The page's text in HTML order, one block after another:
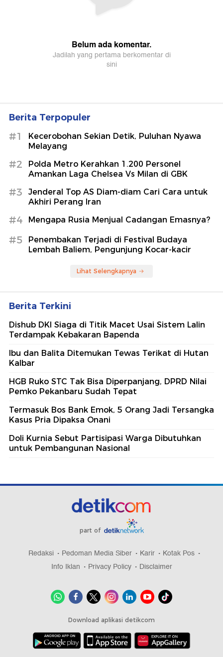
Berita Terpopuler
#1
Kecerobohan Sekian Detik, Puluhan Nyawa
Melayang
#2
Polda Metro Kerahkan 1.200 Personel
Amankan Laga Chelsea Vs Milan di GBK
#3
Jenderal Top AS Diam-diam Cari Cara untuk
Akhiri Perang Iran
#4 Mengapa Rusia Menjual Cadangan Emasnya?
#5
Penembakan Terjadi di Festival Budaya
Lembah Baliem, Pengunjung Kocar-kacir
Lihat Selengkapnya
Berita Terkini
Dishub DKI Siaga di Titik Macet Usai Sistem Lalin
Terdampak Kebakaran Bapenda
Ibu dan Balita Ditemukan Tewas Terikat di Hutan
Kalbar
HGB Ruko STC Tak Bisa Diperpanjang, DPRD Nilai
Pemko Pekanbaru Sudah Tepat
Termasuk Bos Bank Emok, 5 Orang Jadi Tersangka
Kasus Pria Dipaksa Onani
Doli Kurnia Sebut Partisipasi Warga Dibutuhkan
untuk Pembangunan Nasional
part of
Redaksi Pedoman Media Siber Karir
Kotak Pos
Info Iklan
Privacy Policy Disclaimer
Download aplikasi detikcom